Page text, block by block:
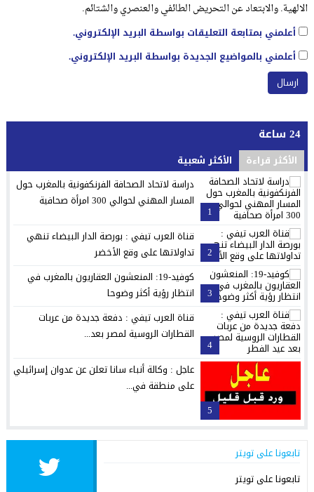
الالهية. والابتعاد عن التحريض الطائفي والعنصري والشتائم.
أعلمني بمتابعة التعليقات بواسطة البريد الإلكتروني.
أعلمني بالمواضيع الجديدة بواسطة البريد الإلكتروني.
24 ساعة
الأكثر قراءة الأكثر شعبية
1
دراسة لاتحاد الصحافة الفرنكفونية بالمغرب حول
المسار المهني لحوالي 300 امرأة صحافية
2
قناة العرب تيفي : بورصة الدار البيضاء تنهي
تداولاتها على وقع الأخضر
3
كوفيد-19: المنعشون العقاريون بالمغرب في
انتظار رؤية أكثر وضوحا
4
قناة العرب تيفي : دفعة جديدة من عربات
القطارات الروسية لمصر بعد...
5
عاجل : وكالة أنباء سانا تعلن عن عدوان إسرائيلي
على منطقة في...
تابعونا على تويتر
تابعونا على تويتر